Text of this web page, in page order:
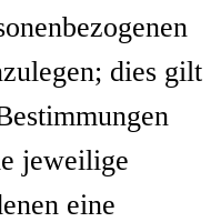
dies gilt
jeweilige
eine